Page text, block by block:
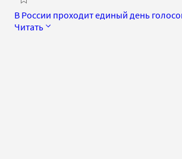
В России проходит единый день
Читать